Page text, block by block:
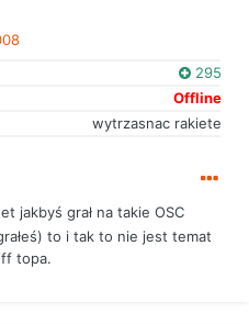
295
Offline
wytrzasnac rakiete
jakbyś grał na takie OSC
to i tak to nie jest temat
topa.